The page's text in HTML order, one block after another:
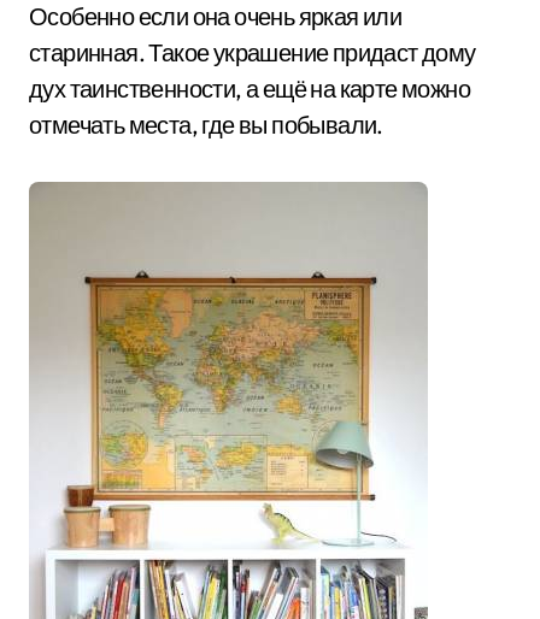
Особенно если она очень яркая или
старинная. Такое украшение придаст дому
дух таинственности, а ещё на карте можно
отмечать места, где вы побывали.